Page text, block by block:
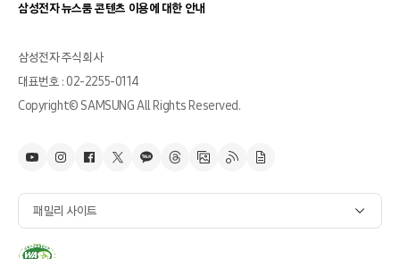
삼성전자 뉴스룸 콘텐츠 이용에 대한 안내
삼성전자 주식회사
대표번호 : 02-2255-0114
Copyright© SAMSUNG All Rights Reserved.
패밀리 사이트